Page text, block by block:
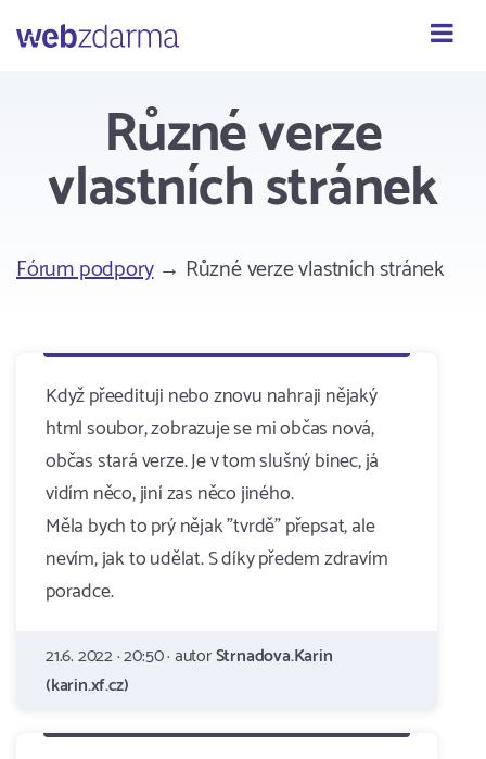
Webzdarma
Různé verze
vlastních stránek
Fórum podpory→ Různé verze vlastních stránek
Když přeedituji nebo znovu nahraji nějaký
html soubor, zobrazuje se mi občas nová,
občas stará verze. Je v tom slušný binec, já
vidím něco, jiní zas něco jiného.
Měla bych to prý nějak "tvrdě" přepsat, ale
nevím, jak to udělat. S díky předem zdravím
poradce.
21.6. 2022 · 20:50 · autorStrnadova.Karin
(karin.xf.cz)